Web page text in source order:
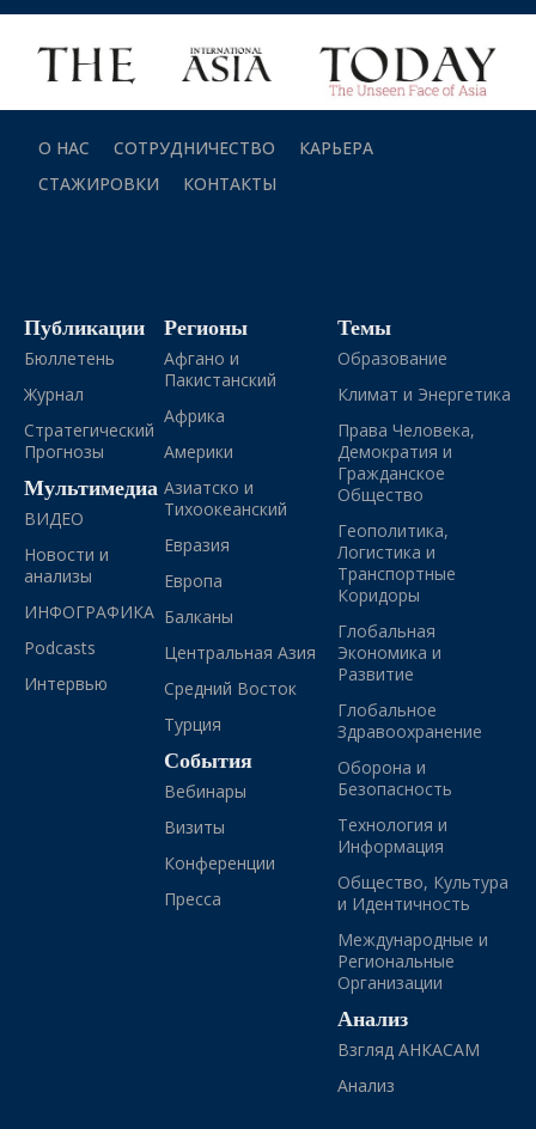
О НАС СОТРУДНИЧЕСТВО
КАРЬЕРА
СТАЖИРОВКИ
КОНТАКТЫ
Публикации
Бюллетень
Журнал
Стратегический
Прогнозы
Мультимедиа
ВИДЕО
Новости и
анализы
ИНФОГРАФИКА
Podcasts
Интервью
Регионы
Афгано и
Пакистанский
Африка
Америки
Азиатско и
Тихоокеанский
Евразия
Европа
Балканы
Центральная Азия
Средний Восток
Турция
События
Вебинары
Визиты
Конференции
Пресса
Темы
Образование
Климат и Энергетика
Права Человека,
Демократия и
Гражданское
Общество
Геополитика,
Логистика и
Транспортные
Коридоры
Глобальная
Экономика и
Развитие
Глобальное
Здравоохранение
Оборона и
Безопасность
Технология и
Информация
Общество, Культура
и Идентичность
Международные и
Региональные
Организации
Анализ
Взгляд АНКАСАМ
Анализ